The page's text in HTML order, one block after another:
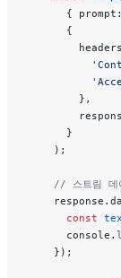
{
      {
        },
      }
    );
// 스트림 데
      const
      console.
    });